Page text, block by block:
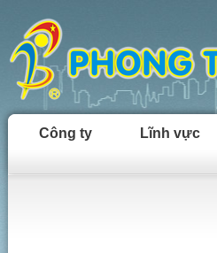
Công ty Lĩnh vực